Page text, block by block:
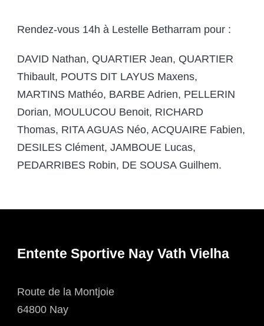
Rendez-vous 14h à Lestelle Betharram pour :
DAVID Nathan, QUARTIER Jean, QUARTIER
Thibault, POUTS DIT LAYUS Maxens,
MARTINS Mathéo, BARBE Adrien, PELLERIN
Dorian, MOULUCOU Benoit, RICHARD
Thomas, RITA AGUAS Néo, ACQUAIRE Fabien,
DESILES Clément, JAMBOUE Lucas,
PEDARRIBES Robin, DE SOUSA Guilhem.
Entente Sportive Nay Vath Vielha
Route de la Montjoie
64800 Nay